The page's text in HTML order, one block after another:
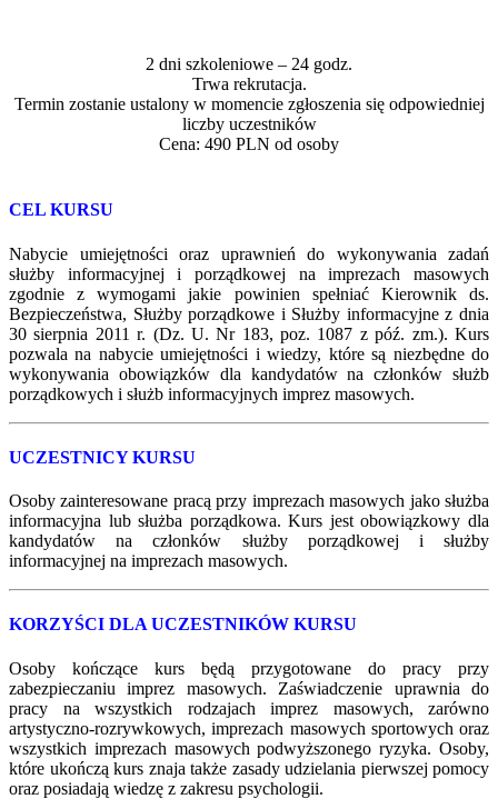
2 dni szkoleniowe – 24 godz.
Trwa rekrutacja.
Termin zostanie ustalony w momencie zgłoszenia się odpowiedniej
liczby uczestników
Cena: 490 PLN od osoby
CEL KURSU
Nabycie umiejętności oraz uprawnień do wykonywania zadań
służby informacyjnej i porządkowej na imprezach masowych
zgodnie z wymogami jakie powinien spełniać Kierownik ds.
Bezpieczeństwa, Służby porządkowe i Służby informacyjne z dnia
30 sierpnia 2011 r. (Dz. U. Nr 183, poz. 1087 z póź. zm.). Kurs
pozwala na nabycie umiejętności i wiedzy, które są niezbędne do
wykonywania obowiązków dla kandydatów na członków służb
porządkowych i służb informacyjnych imprez masowych.
UCZESTNICY KURSU
Osoby zainteresowane pracą przy imprezach masowych jako służba
informacyjna lub służba porządkowa. Kurs jest obowiązkowy dla
kandydatów na członków służby porządkowej i służby
informacyjnej na imprezach masowych.
KORZYŚCI DLA UCZESTNIKÓW KURSU
Osoby kończące kurs będą przygotowane do pracy przy
zabezpieczaniu imprez masowych. Zaświadczenie uprawnia do
pracy na wszystkich rodzajach imprez masowych, zarówno
artystyczno-rozrywkowych, imprezach masowych sportowych oraz
wszystkich imprezach masowych podwyższonego ryzyka. Osoby,
które ukończą kurs znaja także zasady udzielania pierwszej pomocy
oraz posiadają wiedzę z zakresu psychologii.